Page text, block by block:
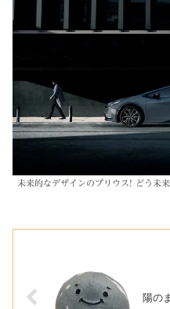
未来的なデザインのプリウス! どう未来
陽の